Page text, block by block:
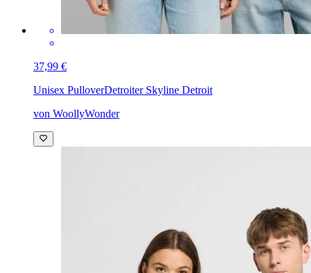
37,99 €
Unisex PulloverDetroiter Skyline Detroit
von WoollyWonder